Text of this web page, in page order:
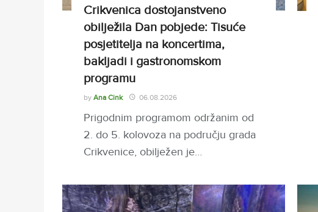
Crikvenica dostojanstveno
obilježila Dan pobjede: Tisuće
posjetitelja na koncertima,
bakljadi i gastronomskom
programu
by Ana Cink 06.08.2026
Prigodnim programom održanim od
2. do 5. kolovoza na području grada
Crikvenice, obilježen je…